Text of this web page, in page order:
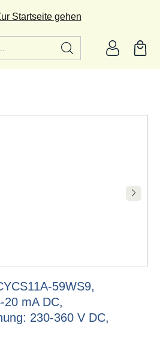
59WS9,
20 mA DC,
230-360 V DC,